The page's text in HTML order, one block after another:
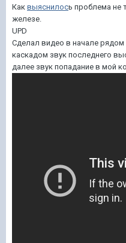
Как выяснилось проблема не
железе.
UPD
Сделал видео в начале
каскадом звук последнего
далее звук попадание в мой